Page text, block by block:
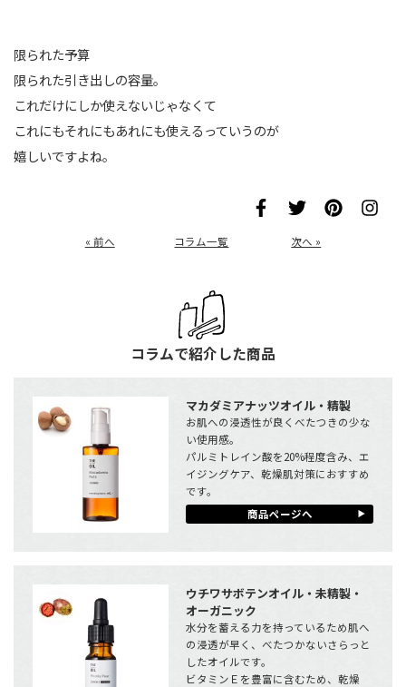
限られた予算
限られた引き出しの容量。
これだけにしか使えないじゃなくて
これにもそれにもあれにも使えるっていうのが
嬉しいですよね。
« 前へ コラム一覧 次へ »
コラムで紹介した商品
マカダミアナッツオイル・精製
お肌への浸透性が良くべたつきの少な
い使用感。
パルミトレイン酸を20%程度含み、エ
イジングケア、乾燥肌対策におすすめ
です。
商品ページへ
ウチワサボテンオイル・未精製・
オーガニック
水分を蓄える力を持っているため肌へ
の浸透が早く、べたつかないさらっと
したオイルです。
ビタミンＥを豊富に含むため、乾燥